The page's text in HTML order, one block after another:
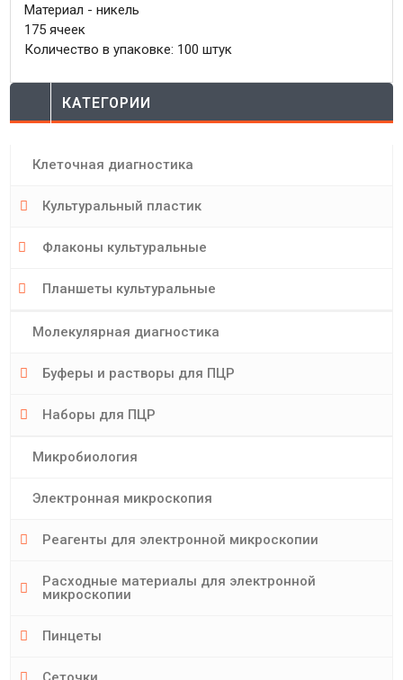
Материал - никель
175 ячеек
Количество в упаковке: 100 штук
КАТЕГОРИИ
Клеточная диагностика
Культуральный пластик
Флаконы культуральные
Планшеты культуральные
Молекулярная диагностика
Буферы и растворы для ПЦР
Наборы для ПЦР
Микробиология
Электронная микроскопия
Реагенты для электронной микроскопии
Расходные материалы для электронной
микроскопии
Пинцеты